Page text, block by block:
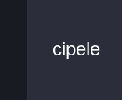
cipele